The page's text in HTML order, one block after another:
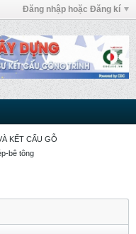
Đăng nhập hoặc Đăng kí
KẾT CẤU GỖ
bê tông